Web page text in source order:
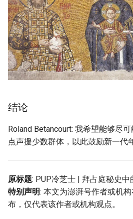
结论
Roland Betancourt: 我希望能够尽
点声援少数群体，以此鼓励新一代
原标题: PUP冷芝士 | 拜占庭秘史中
特别声明: 本文为澎湃号作者或机
布，仅代表该作者或机构观点。